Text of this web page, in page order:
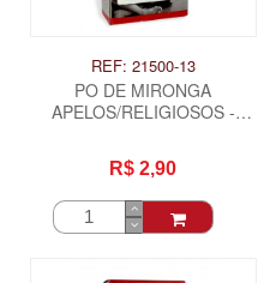
REF: 21500-13
PO DE MIRONGA
APELOS/RELIGIOSOS -
R$ 2,90